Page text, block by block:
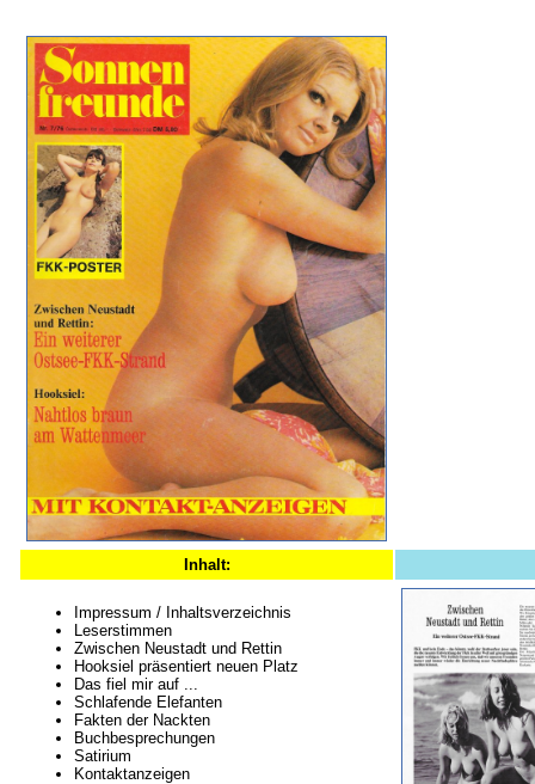
Inhalt:
Impressum / Inhaltsverzeichnis
Leserstimmen
Zwischen Neustadt und Rettin
Hooksiel präsentiert neuen Platz
Das fiel mir auf ...
Schlafende Elefanten
Fakten der Nackten
Buchbesprechungen
Satirium
Kontaktanzeigen